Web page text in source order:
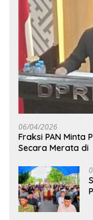
06/04/2026
Fraksi PAN Minta
Secara Merata di